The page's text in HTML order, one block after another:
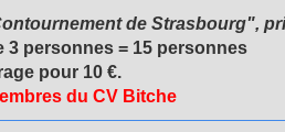
de Strasbourg",
3 personnes = 15 personnes
pour 10 €.
du CV Bitche